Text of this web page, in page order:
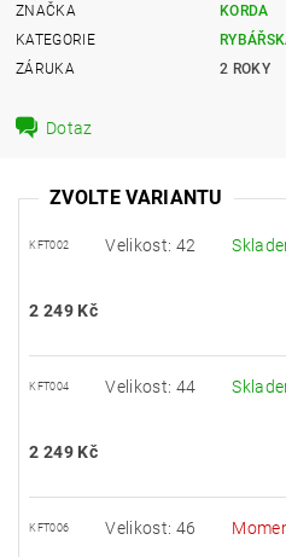
ZNAČKA
KORDA
KATEGORIE
ZÁRUKA
2 ROKY
Dotaz
ZVOLTE VARIANTU
KFT002 Velikost: 42
2 249 Kč
KFT004 Velikost: 44
2 249 Kč
KFT006 Velikost: 46